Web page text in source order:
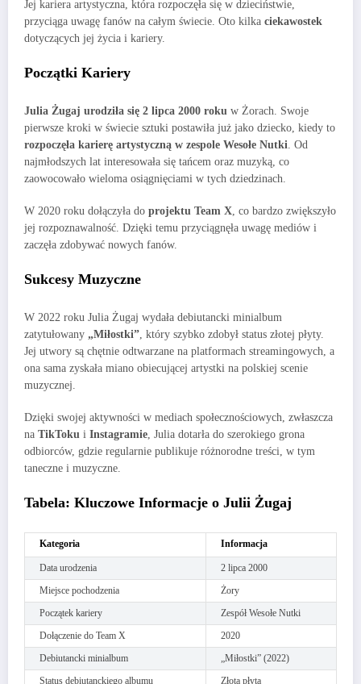
Jej kariera artystyczna, która rozpoczęła się w dzieciństwie,
przyciąga uwagę fanów na całym świecie. Oto kilka ciekawostek
dotyczących jej życia i kariery.
Początki Kariery
Julia Żugaj urodziła się 2 lipca 2000 roku w Żorach. Swoje
pierwsze kroki w świecie sztuki postawiła już jako dziecko, kiedy to
rozpoczęła karierę artystyczną w zespole Wesołe Nutki . Od
najmłodszych lat interesowała się tańcem oraz muzyką, co
zaowocowało wieloma osiągnięciami w tych dziedzinach.
W 2020 roku dołączyła do projektu Team X, co bardzo zwiększyło
jej rozpoznawalność. Dzięki temu przyciągnęła uwagę mediów i
zaczęła zdobywać nowych fanów.
Sukcesy Muzyczne
W 2022 roku Julia Żugaj wydała debiutancki minialbum
zatytułowany „Miłostki” , który szybko zdobył status złotej płyty.
Jej utwory są chętnie odtwarzane na platformach streamingowych, a
ona sama zyskała miano obiecującej artystki na polskiej scenie
muzycznej.
Dzięki swojej aktywności w mediach społecznościowych, zwłaszcza
na TikToku i Instagramie , Julia dotarła do szerokiego grona
odbiorców, gdzie regularnie publikuje różnorodne treści, w tym
taneczne i muzyczne.
Tabela: Kluczowe Informacje o Julii Żugaj
Kategoria Informacja
Data urodzenia
2 lipca 2000
Miejsce pochodzenia
Żory
Początek kariery
Zespół Wesołe Nutki
Dołączenie do Team X
2020
Debiutancki minialbum
„Miłostki” (2022)
Status debiutanckiego albumu
Złota płyta